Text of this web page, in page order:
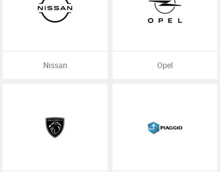
Nissan Opel